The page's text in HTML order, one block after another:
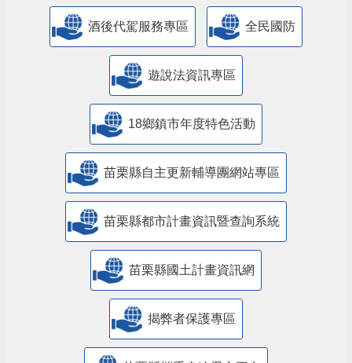
酒後代駕服務專區 全民國防
遊說法資訊專區
18鄉鎮市年度特色活動
苗栗縣自主更新輔導團網站專區
苗栗縣都市計畫資訊暨查詢系統
苗栗縣國土計畫資訊網
揭弊者保護專區